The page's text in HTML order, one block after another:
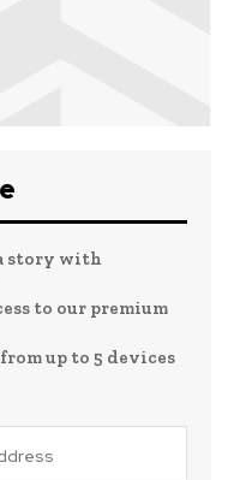
story with
to our premium
up to 5 devices